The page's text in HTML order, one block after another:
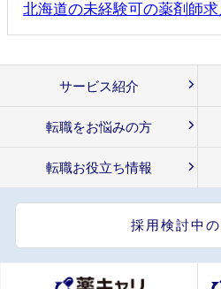
北海道の未経験可の薬剤師求
サービス紹介
転職をお悩みの方
転職お役立ち情報
採用検討中